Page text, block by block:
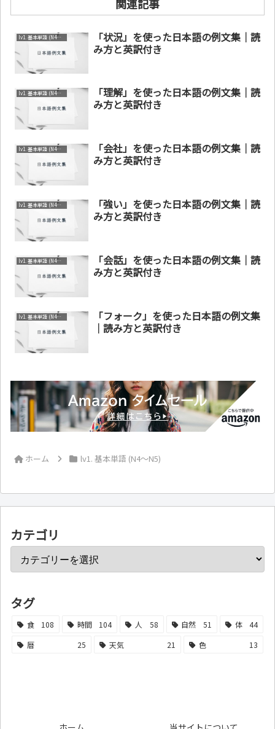
関連記事
lv1. 基本単語 (N4～N5)
「状況」を使った日本語の例文集｜読
み方と英訳付き
lv1. 基本単語 (N4～N5)
「理解」を使った日本語の例文集｜読
み方と英訳付き
lv1. 基本単語 (N4～N5)
「会社」を使った日本語の例文集｜読
み方と英訳付き
lv1. 基本単語 (N4～N5)
「強い」を使った日本語の例文集｜読
み方と英訳付き
lv1. 基本単語 (N4～N5)
「会話」を使った日本語の例文集｜読
み方と英訳付き
lv1. 基本単語 (N4～N5)
「フォーク」を使った日本語の例文集
｜読み方と英訳付き
ホーム lv1. 基本単語 (N4～N5)
カテゴリ
タグ
食 108 時間 104 人 58 自然 51 体
44
暦
25 天気 21 色 13